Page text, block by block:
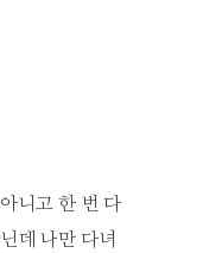
니고 한 번 다
데 나만 다녀